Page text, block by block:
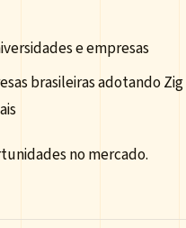
e empresas
brasileiras adotando Zig
no mercado.